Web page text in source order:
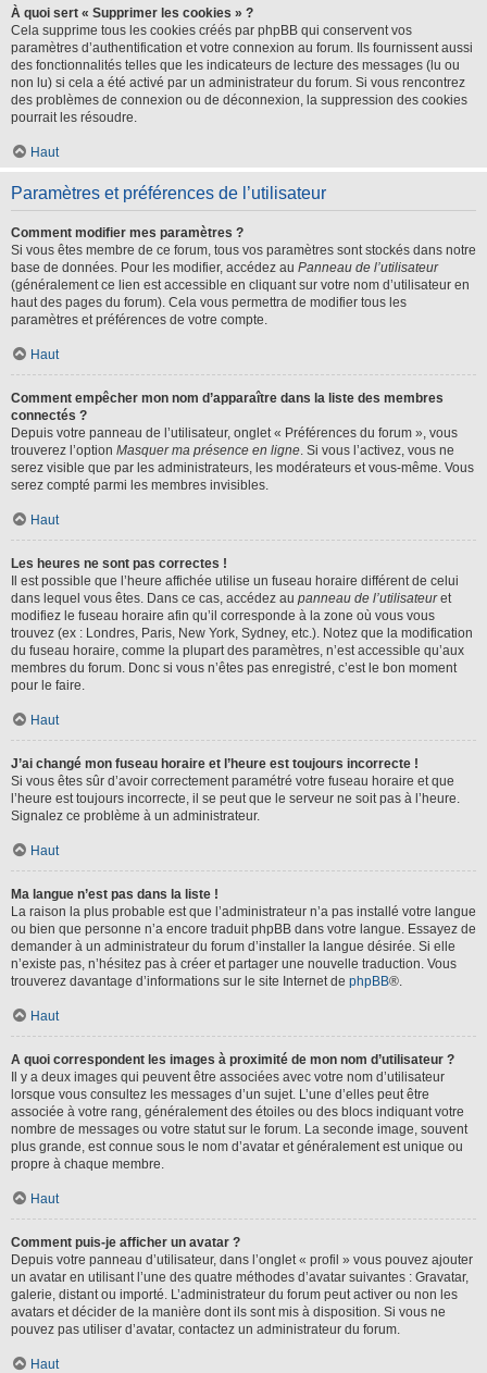
À quoi sert « Supprimer les cookies » ?
Cela supprime tous les cookies créés par phpBB qui conservent vos
paramètres d’authentification et votre connexion au forum. Ils fournissent aussi
des fonctionnalités telles que les indicateurs de lecture des messages (lu ou
non lu) si cela a été activé par un administrateur du forum. Si vous rencontrez
des problèmes de connexion ou de déconnexion, la suppression des cookies
pourrait les résoudre.
Haut
Paramètres et préférences de l’utilisateur
Comment modifier mes paramètres ?
Si vous êtes membre de ce forum, tous vos paramètres sont stockés dans notre
base de données. Pour les modifier, accédez au Panneau de l’utilisateur
(généralement ce lien est accessible en cliquant sur votre nom d’utilisateur en
haut des pages du forum). Cela vous permettra de modifier tous les
paramètres et préférences de votre compte.
Haut
Comment empêcher mon nom d’apparaître dans la liste des membres
connectés ?
Depuis votre panneau de l’utilisateur, onglet « Préférences du forum », vous
trouverez l’option Masquer ma présence en ligne. Si vous l’activez, vous ne
serez visible que par les administrateurs, les modérateurs et vous-même. Vous
serez compté parmi les membres invisibles.
Haut
Les heures ne sont pas correctes !
Il est possible que l’heure affichée utilise un fuseau horaire différent de celui
dans lequel vous êtes. Dans ce cas, accédez au panneau de l’utilisateuret
modifiez le fuseau horaire afin qu’il corresponde à la zone où vous vous
trouvez (ex : Londres, Paris, New York, Sydney, etc.). Notez que la modification
du fuseau horaire, comme la plupart des paramètres, n’est accessible qu’aux
membres du forum. Donc si vous n’êtes pas enregistré, c’est le bon moment
pour le faire.
Haut
J’ai changé mon fuseau horaire et l’heure est toujours incorrecte !
Si vous êtes sûr d’avoir correctement paramétré votre fuseau horaire et que
l’heure est toujours incorrecte, il se peut que le serveur ne soit pas à l’heure.
Signalez ce problème à un administrateur.
Haut
Ma langue n’est pas dans la liste !
La raison la plus probable est que l’administrateur n’a pas installé votre langue
ou bien que personne n’a encore traduit phpBB dans votre langue. Essayez de
demander à un administrateur du forum d’installer la langue désirée. Si elle
n’existe pas, n’hésitez pas à créer et partager une nouvelle traduction. Vous
trouverez davantage d’informations sur le site Internet de phpBB®.
Haut
A quoi correspondent les images à proximité de mon nom d’utilisateur ?
Il y a deux images qui peuvent être associées avec votre nom d’utilisateur
lorsque vous consultez les messages d’un sujet. L’une d’elles peut être
associée à votre rang, généralement des étoiles ou des blocs indiquant votre
nombre de messages ou votre statut sur le forum. La seconde image, souvent
plus grande, est connue sous le nom d’avatar et généralement est unique ou
propre à chaque membre.
Haut
Comment puis-je afficher un avatar ?
Depuis votre panneau d’utilisateur, dans l’onglet « profil » vous pouvez ajouter
un avatar en utilisant l’une des quatre méthodes d’avatar suivantes : Gravatar,
galerie, distant ou importé. L’administrateur du forum peut activer ou non les
avatars et décider de la manière dont ils sont mis à disposition. Si vous ne
pouvez pas utiliser d’avatar, contactez un administrateur du forum.
Haut